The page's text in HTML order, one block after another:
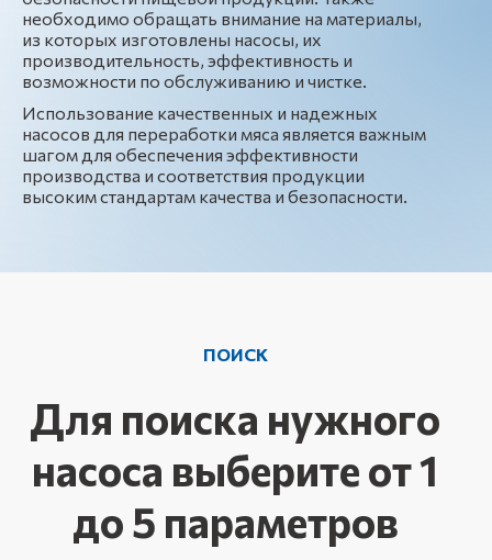
необходимо обращать внимание на материалы,
из которых изготовлены насосы, их
производительность, эффективность и
возможности по обслуживанию и чистке.
Использование качественных и надежных
насосов для переработки мяса является важным
шагом для обеспечения эффективности
производства и соответствия продукции
высоким стандартам качества и безопасности.
ПОИСК
Для поиска нужного
насоса выберите от 1
до 5 параметров